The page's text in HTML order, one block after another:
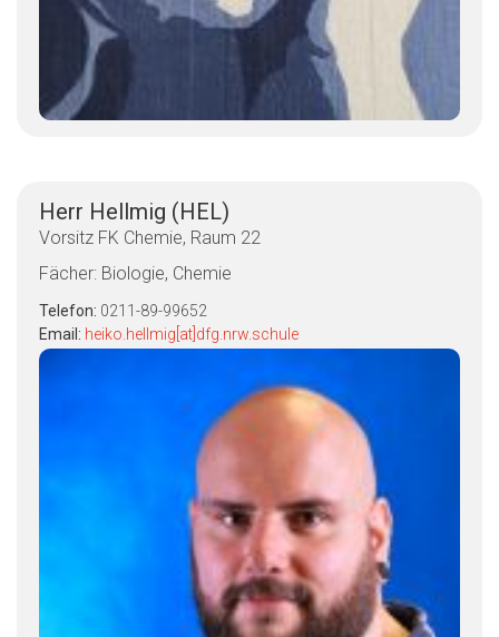
Herr Hellmig (HEL)
Vorsitz FK Chemie, Raum 22
Fächer: Biologie, Chemie
Telefon: 0211-89-99652
Email: heiko.hellmig[at]dfg.nrw.schule